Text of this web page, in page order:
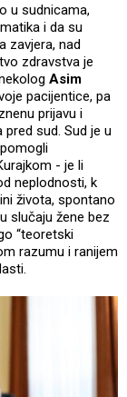
u sudnicama,
i da su
zavjera, nad
zdravstva je
Asim
pacijentice, pa
prijavu i
sud. Sud je u
- je li
neplodnosti, k
života, spontano
slučaju žene bez
“teoretski
razumu i ranijem